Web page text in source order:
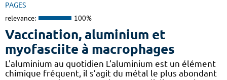
PAGES
relevance: 100%
Vaccination, aluminium et
myofasciite à macrophages
L'aluminium au quotidien L’aluminium est un élément
chimique fréquent, il s’agit du métal le plus abondant